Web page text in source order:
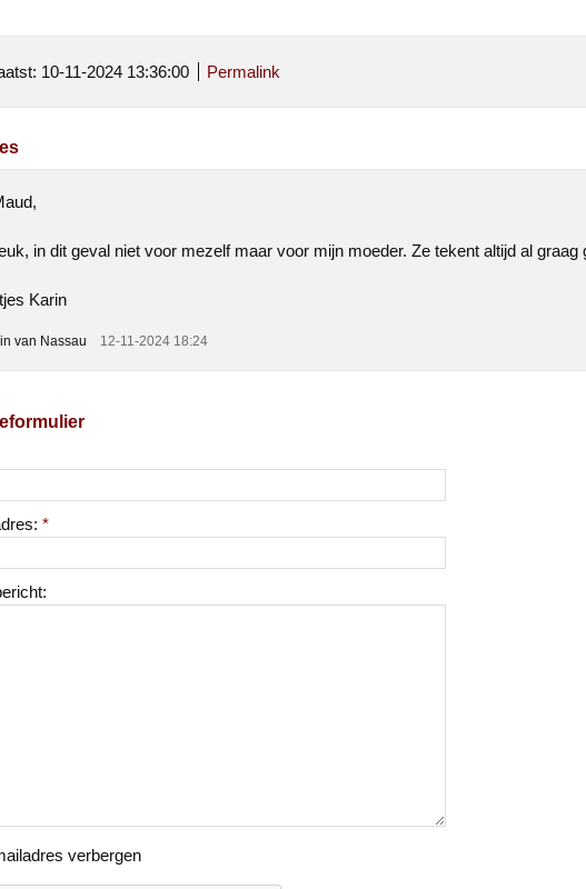
10-11-2024 13:36:00 Permalink
in dit geval niet voor mezelf maar voor mijn moeder. Ze tekent altijd al
Karin
van Nassau 12-11-2024 18:24
*
verbergen